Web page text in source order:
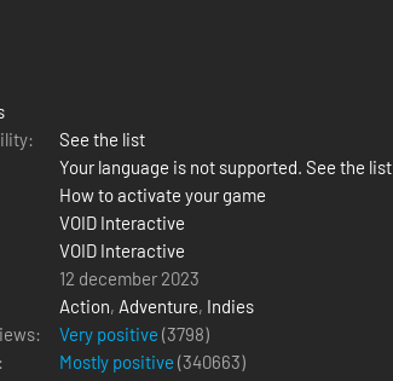
See the list
Your language is not supported. See the list
How to activate your game
VOID Interactive
VOID Interactive
12 december 2023
Action, Adventure, Indies
Very positive (3798)
Mostly positive (340663)